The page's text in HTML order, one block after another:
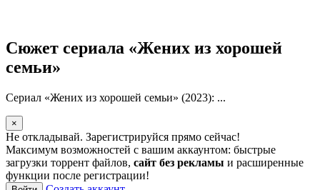
Сюжет сериала «Жених из хорошей
семьи»
Сериал «Жених из хорошей семьи» (2023): ...
×
Не откладывай. Зарегистрируйся прямо сейчас!
Максимум возможностей с вашим аккаунтом: быстрые
загрузки торрент файлов, сайт без рекламы и расширенные
функции после регистрации!